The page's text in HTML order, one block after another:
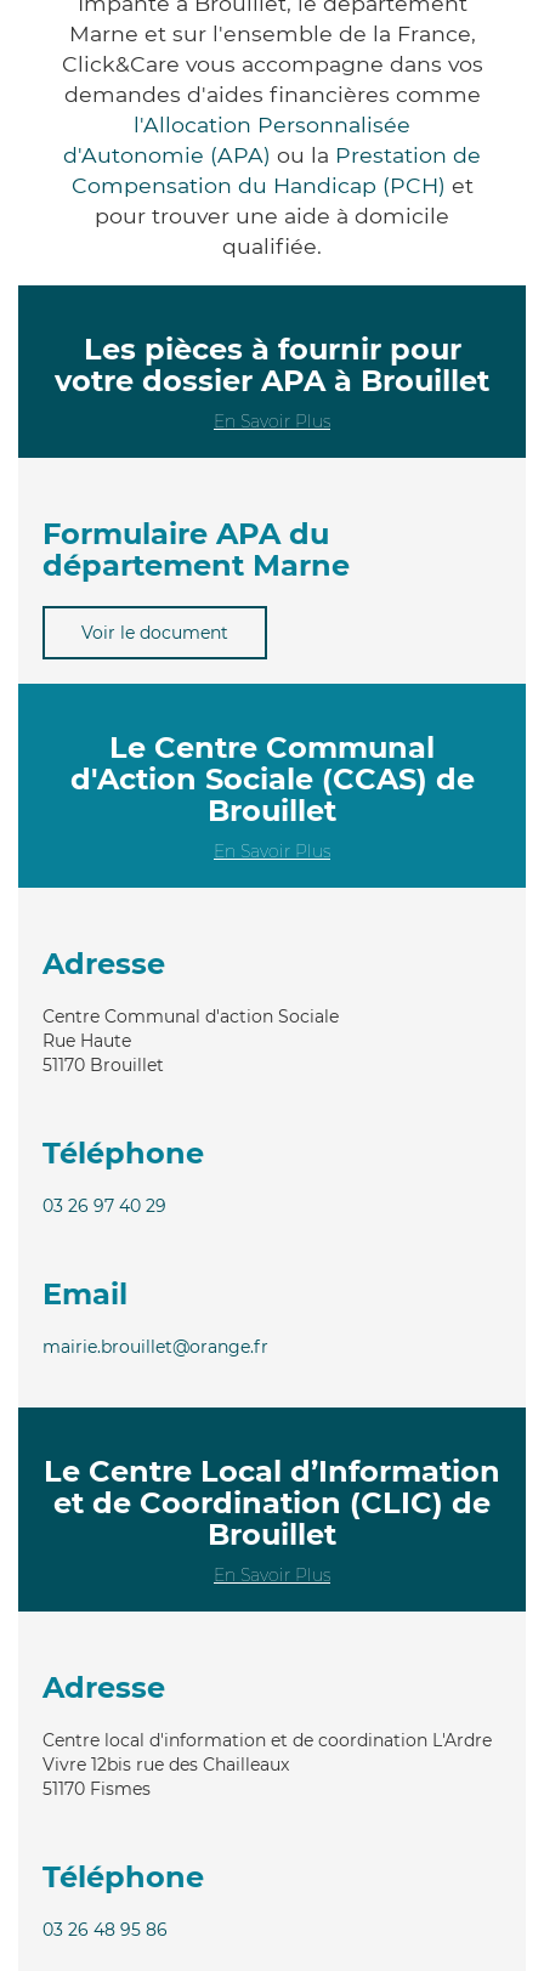
Marne et sur l'ensemble de la France,
Click&Care vous accompagne dans vos
demandes d'aides financières comme
l'Allocation Personnalisée
d'Autonomie (APA) ou la Prestation de
Compensation du Handicap (PCH) et
pour trouver une aide à domicile
qualifiée.
Les pièces à fournir pour
votre dossier APA à Brouillet
En Savoir Plus
Formulaire APA du
département Marne
Voir le document
Le Centre Communal
d'Action Sociale (CCAS) de
Brouillet
En Savoir Plus
Adresse
Centre Communal d'action Sociale
Rue Haute
51170 Brouillet
Téléphone
03 26 97 40 29
Email
mairie.brouillet@orange.fr
Le Centre Local d’Information
et de Coordination (CLIC) de
Brouillet
En Savoir Plus
Adresse
Centre local d'information et de coordination L'Ardre
Vivre 12bis rue des Chailleaux
51170 Fismes
Téléphone
03 26 48 95 86